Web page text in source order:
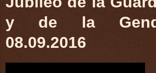
y de la
08.09.2016